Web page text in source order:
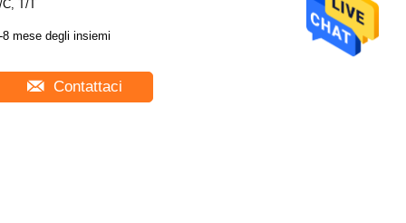
C, T/T
8 mese degli insiemi
Contattaci